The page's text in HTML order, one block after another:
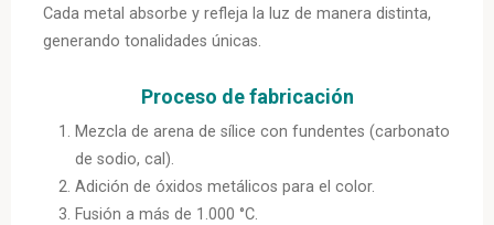
Cada metal absorbe y refleja la luz de manera distinta,
generando tonalidades únicas.
Proceso de fabricación
Mezcla de arena de sílice con fundentes (carbonato
de sodio, cal).
Adición de óxidos metálicos para el color.
Fusión a más de 1.000 °C.